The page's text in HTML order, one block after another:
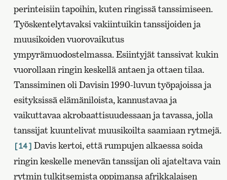
perinteisiin tapoihin, kuten ringissä tanssimiseen.
Työskentelytavaksi vakiintuikin tanssijoiden ja
muusikoiden vuorovaikutus
ympyrämuodostelmassa. Esiintyjät tanssivat kukin
vuorollaan ringin keskellä antaen ja ottaen tilaa.
Tanssiminen oli Davisin 1990-luvun työpajoissa ja
esityksissä elämäniloista, kannustavaa ja
vaikuttavaa akrobaattisuudessaan ja tavassa, jolla
tanssijat kuuntelivat muusikoilta saamiaan rytmejä.
[14] Davis kertoi, että rumpujen alkaessa soida
ringin keskelle menevän tanssijan oli ajateltava vain
rytmin tulkitsemista oppimansa afrikkalaisen